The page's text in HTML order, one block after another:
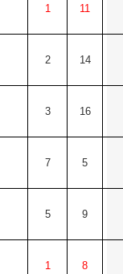
1 11
2 14
3 16
7 5
5 9
1 8